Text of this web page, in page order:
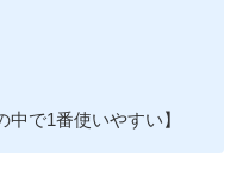
中で1番使いやすい】